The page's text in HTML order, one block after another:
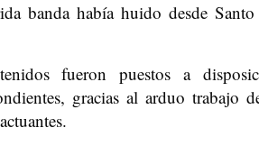
banda había huido desde
fueron puestos a
gracias al arduo trabajo